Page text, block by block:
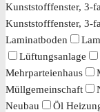
Kunststofffenster, 3-
Kunststofffenster, 3-
Laminatboden
Lüftungsanlage
Mehrparteienhaus
Müllgemeinschaft
Neubau
Öl